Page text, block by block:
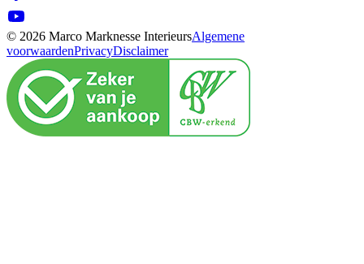
© 2026 Marco Marknesse InterieursAlgemene
voorwaardenPrivacyDisclaimer